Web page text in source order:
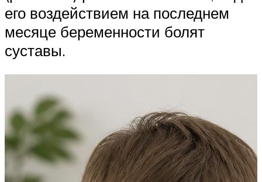
его воздействием на последнем
месяце беременности болят
суставы.